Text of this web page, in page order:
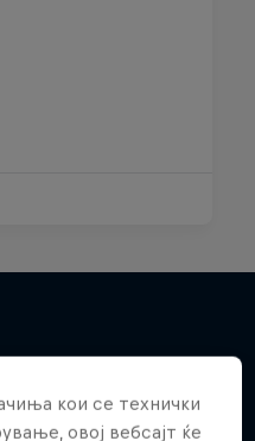
кои се технички
овој вебсајт ќе